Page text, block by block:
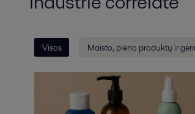
Visos Maisto, pieno produktų ir